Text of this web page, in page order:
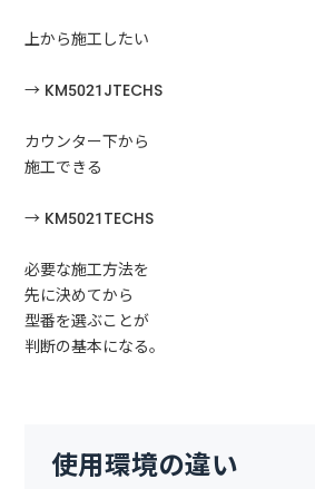
上から施工したい
→ KM5021JTECHS
カウンター下から
施工できる
→ KM5021TECHS
必要な施工方法を
先に決めてから
型番を選ぶことが
判断の基本になる。
使用環境の違い